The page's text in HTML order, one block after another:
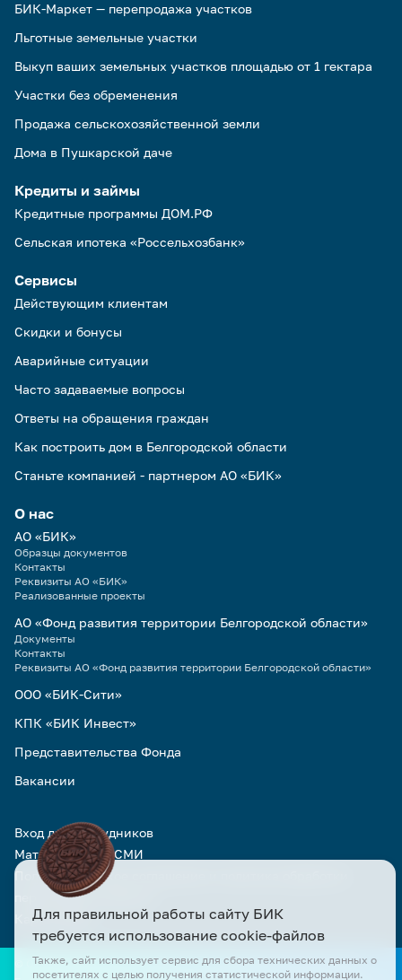
БИК-Маркет — перепродажа участков
Льготные земельные участки
Выкуп ваших земельных участков площадью от 1 гектара
Участки без обременения
Продажа сельскохозяйственной земли
Дома в Пушкарской даче
Кредиты и займы
Кредитные программы ДОМ.РФ
Сельская ипотека «Россельхозбанк»
Сервисы
Действующим клиентам
Скидки и бонусы
Аварийные ситуации
Часто задаваемые вопросы
Ответы на обращения граждан
Как построить дом в Белгородской области
Станьте компанией - партнером АО «БИК»
О нас
АО «БИК»
Образцы документов
Контакты
Реквизиты АО «БИК»
Реализованные проекты
АО «Фонд развития территории Белгородской области»
Документы
Контакты
Реквизиты АО «Фонд развития территории Белгородской области»
ООО «БИК-Сити»
КПК «БИК Инвест»
Представительства Фонда
Вакансии
Вход для сотрудников
Материалы для СМИ
Пользовательское соглашение и политика обработки
персональных данных
Карта сайта
© Официальный сайт АО «БИК» и АО «Фонд развития территории
Для правильной работы сайту БИК
требуется использование cookie-файлов
Также, сайт использует сервис для сбора технических данных о
посетителях с целью получения статистической информации.